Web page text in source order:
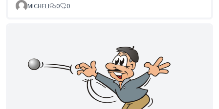
MICHELI 0 0